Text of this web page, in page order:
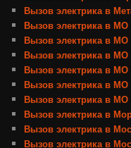
Вызов электрика в
Вызов электрика в МО
Вызов электрика в МО
Вызов электрика в МО
Вызов электрика в МО
Вызов электрика в МО
Вызов электрика в МО
Вызов электрика в
Вызов электрика в
Вызов электрика в